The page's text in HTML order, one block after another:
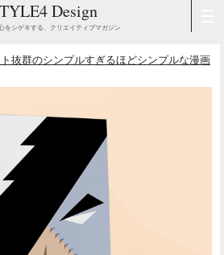
Design
をシゲキする、クリエイティブマガジン
抜群のシンプルすぎるほどシンプルな漫画